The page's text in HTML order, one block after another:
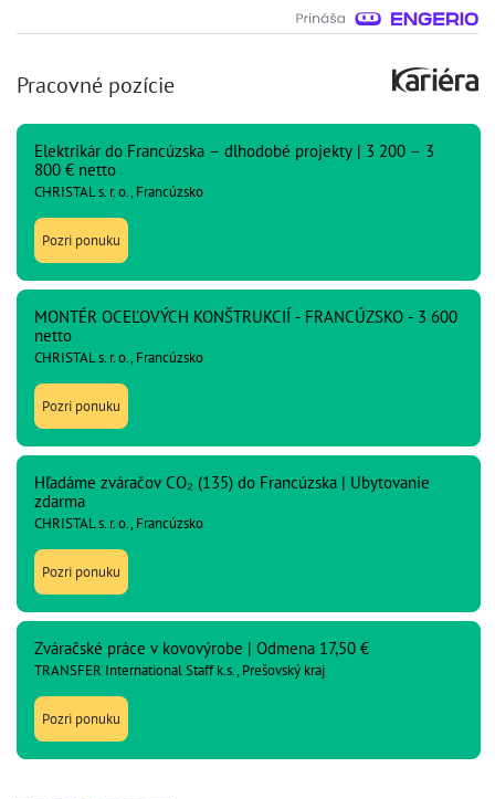
Pracovné pozície
Elektrikár do Francúzska – dlhodobé projekty | 3 200 – 3
800 € netto
CHRISTAL s. r. o., Francúzsko
Pozri ponuku
MONTÉR OCEĽOVÝCH KONŠTRUKCIÍ - FRANCÚZSKO - 3 600
netto
CHRISTAL s. r. o., Francúzsko
Pozri ponuku
Hľadáme zváračov CO₂ (135) do Francúzska | Ubytovanie
zdarma
CHRISTAL s. r. o., Francúzsko
Pozri ponuku
Zváračské práce v kovovýrobe | Odmena 17,50 €
TRANSFER International Staff k.s., Prešovský kraj
Pozri ponuku